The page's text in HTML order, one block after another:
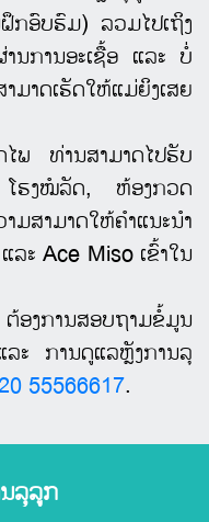
ກອົບຮົມ) ລວມໄປເຖິງ
ານການອະເຊື້ອ ແລະ ບໍ່
ມາດເຮັດໃຫ້ແມ່ຍິງເສຍ
ໄພ ທ່ານສາມາດໄປຮັບ
ໂຮງໝໍລັດ, ຫ້ອງກວດ
ສາມາດໃຫ້ຄໍາແນະນໍາ
ລະ Ace Miso ເຂົ້າໃນ
ງການສອບຖາມຂໍ້ມູນ
ະ ການດູແລຫຼັງການລຸ
55566617.
ລຸລູກ